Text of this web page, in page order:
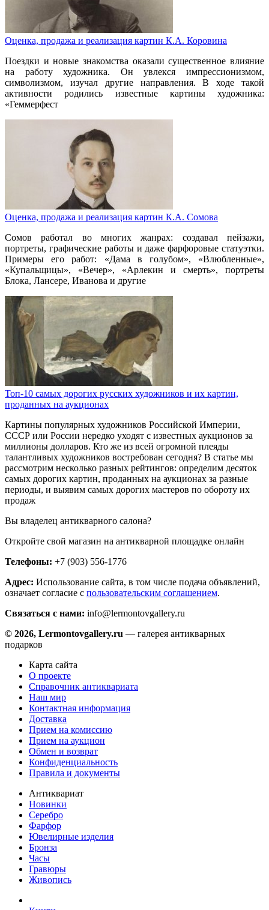
Оценка, продажа и реализация картин К.А. Коровина
Поездки и новые знакомства оказали существенное влияние
на работу художника. Он увлекся импрессионизмом,
символизмом, изучал другие направления. В ходе такой
активности родились известные картины художника:
«Геммерфест
Оценка, продажа и реализация картин К.А. Сомова
Сомов работал во многих жанрах: создавал пейзажи,
портреты, графические работы и даже фарфоровые статуэтки.
Примеры его работ: «Дама в голубом», «Влюбленные»,
«Купальщицы», «Вечер», «Арлекин и смерть», портреты
Блока, Лансере, Иванова и другие
Топ-10 самых дорогих русских художников и их картин,
проданных на аукционах
Картины популярных художников Российской Империи,
СССР или России нередко уходят с известных аукционов за
миллионы долларов. Кто же из всей огромной плеяды
талантливых художников востребован сегодня? В статье мы
рассмотрим несколько разных рейтингов: определим десяток
самых дорогих картин, проданных на аукционах за разные
периоды, и выявим самых дорогих мастеров по обороту их
продаж
Вы владелец антикварного салона?
Откройте свой магазин на антикварной площадке онлайн
Телефоны: +7 (903) 556-1776
Адрес: Использование сайта, в том числе подача объявлений,
означает согласие с пользовательским соглашением.
Связаться с нами: info@lermontovgallery.ru
© 2026, Lermontovgallery.ru — галерея антикварных
подарков
Карта сайта
О проекте
Справочник антиквариата
Наш мир
Контактная информация
Доставка
Прием на комиссию
Прием на аукцион
Обмен и возврат
Конфиденциальность
Правила и документы
Антиквариат
Новинки
Серебро
Фарфор
Ювелирные изделия
Бронза
Часы
Гравюры
Живопись